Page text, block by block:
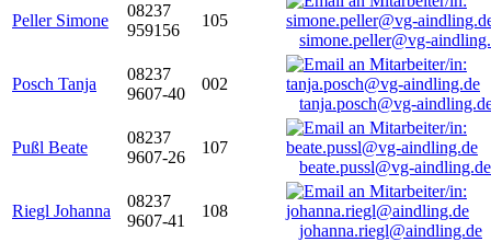
Peller Simone
08237
959156
105
simone.peller@vg-
Posch Tanja
08237
9607-40
002
tanja.posch@vg-
Pußl Beate
08237
9607-26
107
beate.pussl@vg-aindling.de
Riegl Johanna
08237
9607-41
108
johanna.riegl@aindling.de